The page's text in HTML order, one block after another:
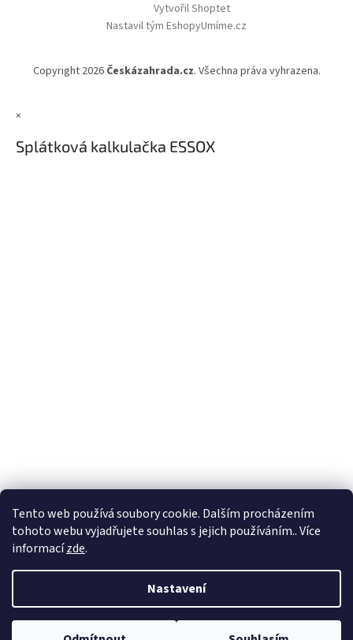
Tento web používá soubory cookie. Dalším procházením
tohoto webu vyjadřujete souhlas s jejich používáním.. Více
informacízde.
Nastavení
Vytvořil Shoptet
Nastavil tým EshopyUmíme.cz
Copyright 2026 Českázahrada.cz. Všechna práva vyhrazena.
×
Splátková kalkulačka ESSOX